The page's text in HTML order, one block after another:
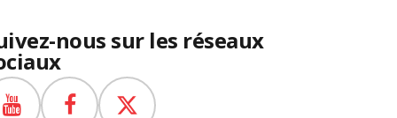
nous sur les réseaux